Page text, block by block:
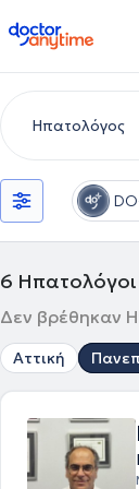
doctoranytime
6
Δεν βρέθηκαν
Αττική